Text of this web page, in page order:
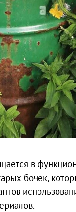
в
бочек,